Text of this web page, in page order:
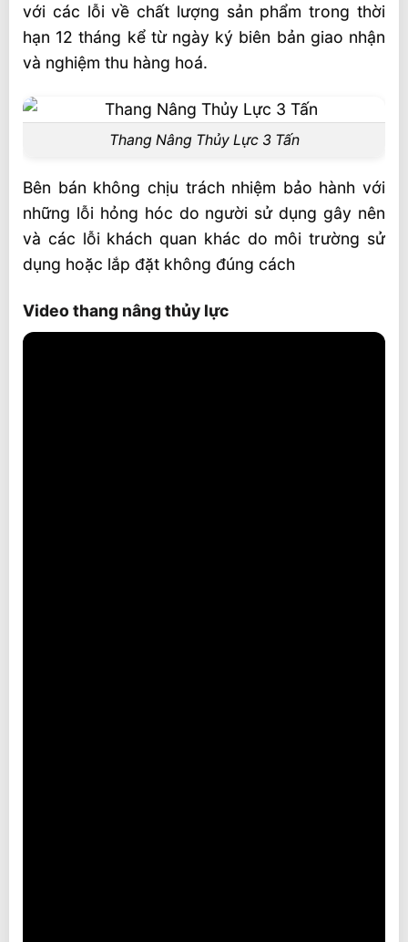
với các lỗi về chất lượng sản phẩm trong thời
hạn 12 tháng kể từ ngày ký biên bản giao nhận
và nghiệm thu hàng hoá.
Thang Nâng Thủy Lực 3 Tấn
Bên bán không chịu trách nhiệm bảo hành với
những lỗi hỏng hóc do người sử dụng gây nên
và các lỗi khách quan khác do môi trường sử
dụng hoặc lắp đặt không đúng cách
Video thang nâng thủy lực